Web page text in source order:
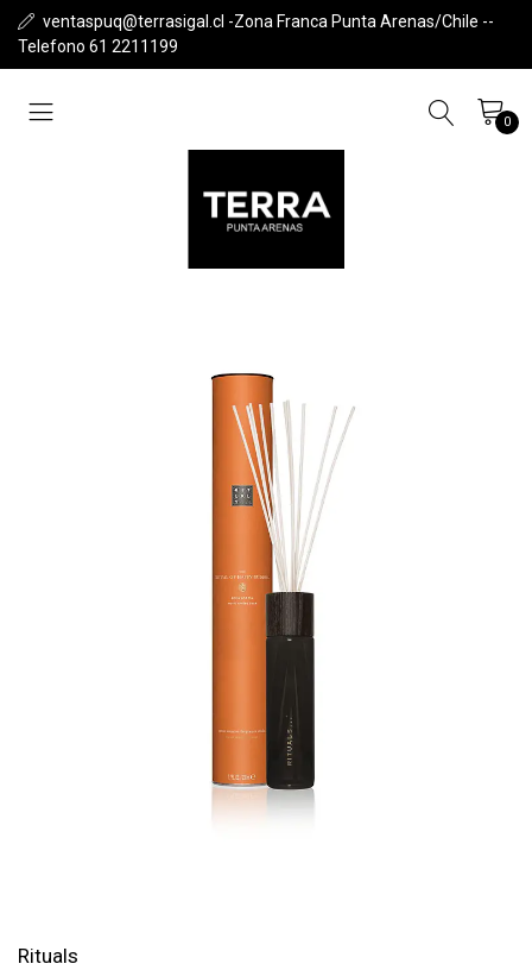
ventaspuq@terrasigal.cl -Zona Franca Punta Arenas/Chile --
Telefono 61 2211199
0
Rituals